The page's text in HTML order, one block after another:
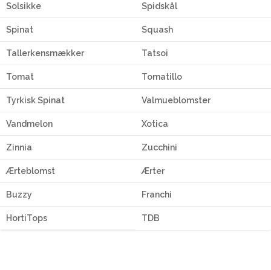
Solsikke Spidskål
Spinat Squash
Tallerkensmækker Tatsoi
Tomat Tomatillo
Tyrkisk Spinat Valmueblomster
Vandmelon Xotica
Zinnia Zucchini
Ærteblomst Ærter
Buzzy Franchi
HortiTops TDB